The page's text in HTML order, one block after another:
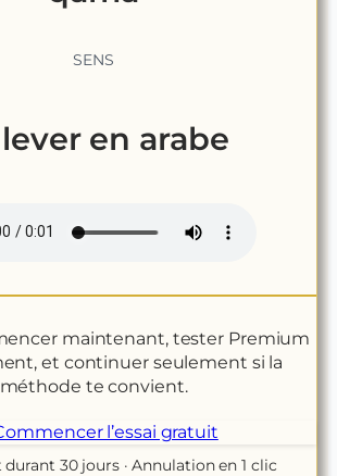
SENS
en arabe
maintenant, tester Premium
et continuer seulement si la
méthode te convient.
l’essai gratuit
30 jours · Annulation en 1 clic